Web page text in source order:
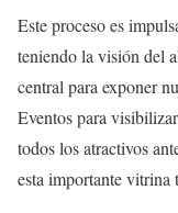
Este proceso es
teniendo la visión del
central para exponer
Eventos para
todos los atractivos
esta importante vitrina